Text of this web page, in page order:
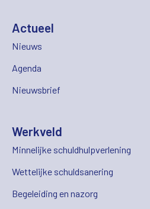
Actueel
Nieuws
Agenda
Nieuwsbrief
Werkveld
Minnelijke schuldhulpverlening
Wettelijke schuldsanering
Begeleiding en nazorg